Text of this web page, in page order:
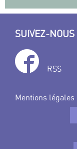
SUIVEZ-NOUS
RSS
Mentions légales